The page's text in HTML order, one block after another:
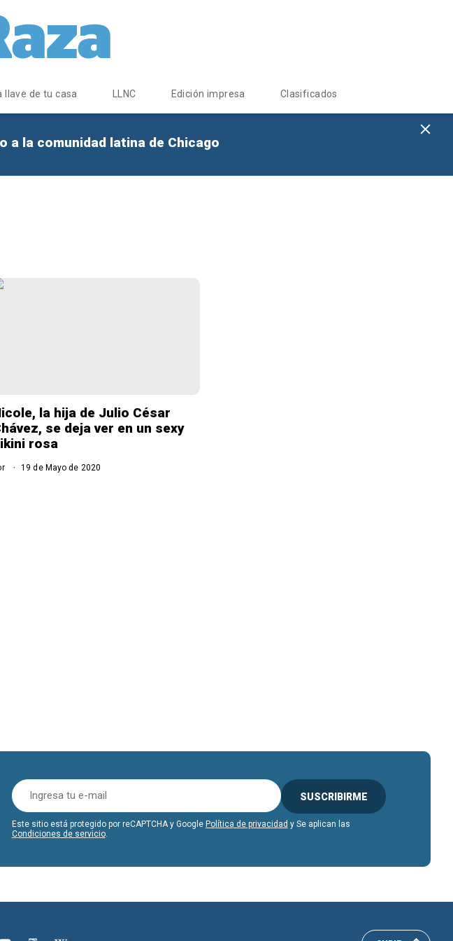
llave de tu casa LLNC Edición impresa Clasificados
a la comunidad latina de Chicago
la hija de Julio César
se deja ver en un sexy
rosa
19 de Mayo de 2020
SUSCRIBIRME
Este sitio está protegido por reCAPTCHA y Google Política de privacidad y Se aplican las
Condiciones de servicio.